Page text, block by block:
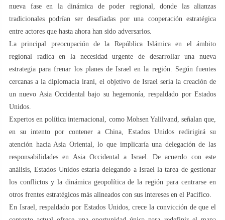
nueva fase en la dinámica de poder regional, donde las alianzas
tradicionales podrían ser desafiadas por una cooperación estratégica
entre actores que hasta ahora han sido adversarios.
La principal preocupación de la República Islámica en el ámbito
regional radica en la necesidad urgente de desarrollar una nueva
estrategia para frenar los planes de Israel en la región. Según fuentes
cercanas a la diplomacia iraní, el objetivo de Israel sería la creación de
un nuevo Asia Occidental bajo su hegemonía, respaldado por Estados
Unidos.
Expertos en política internacional, como Mohsen Yalilvand, señalan que,
en su intento por contener a China, Estados Unidos redirigirá su
atención hacia Asia Oriental, lo que implicaría una delegación de las
responsabilidades en Asia Occidental a Israel. De acuerdo con este
análisis, Estados Unidos estaría delegando a Israel la tarea de gestionar
los conflictos y la dinámica geopolítica de la región para centrarse en
otros frentes estratégicos más alineados con sus intereses en el Pacífico.
En Israel, respaldado por Estados Unidos, crece la convicción de que el